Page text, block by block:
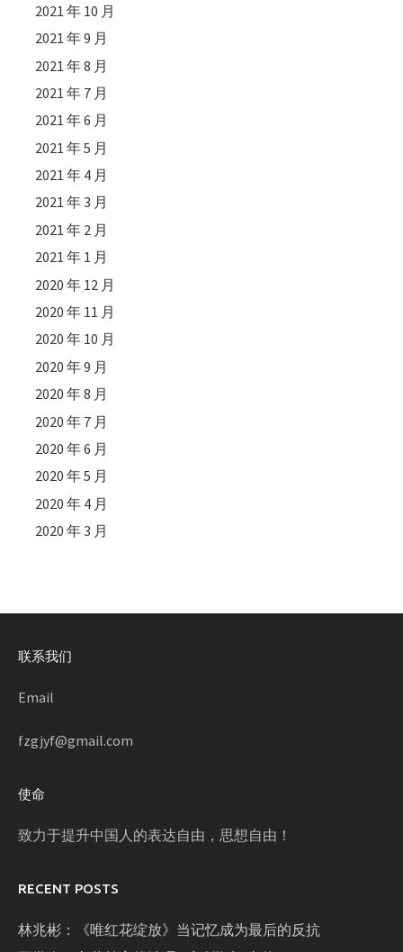
2021 年 10 月
2021 年 9 月
2021 年 8 月
2021 年 7 月
2021 年 6 月
2021 年 5 月
2021 年 4 月
2021 年 3 月
2021 年 2 月
2021 年 1 月
2020 年 12 月
2020 年 11 月
2020 年 10 月
2020 年 9 月
2020 年 8 月
2020 年 7 月
2020 年 6 月
2020 年 5 月
2020 年 4 月
2020 年 3 月
联系我们
Email
fzgjyf@gmail.com
使命
致力于提升中国人的表达自由，思想自由！
RECENT POSTS
林兆彬：《唯红花绽放》当记忆成为最后的反抗